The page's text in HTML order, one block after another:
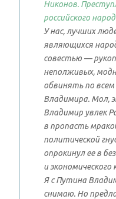
Никонов.
российского
У нас, лучших
являющихся
совестью —
неполживых,
обвинять по
Владимира. Мол,
Владимир увлек
в пропасть
политической
опрокинул ее в
и экономического
Я с Путина
снимаю. Но